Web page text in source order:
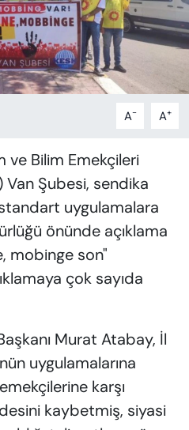
A- A+
ve Bilim Emekçileri
Van Şubesi, sendika
uygulamalara
önünde açıklama
mobinge son"
çok sayıda
Murat Atabay, İl
uygulamalarına
karşı
kaybetmiş, siyasi
HABERLERİ